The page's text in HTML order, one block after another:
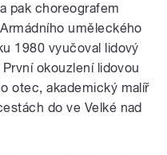
pak choreografem
uměleckého
1980 vyučoval lidový
okouzlení lidovou
otec, akademický malíř
do ve Velké nad